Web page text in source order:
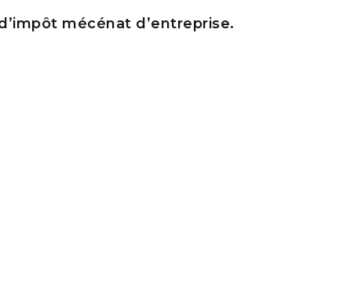
mécénat d’entreprise.